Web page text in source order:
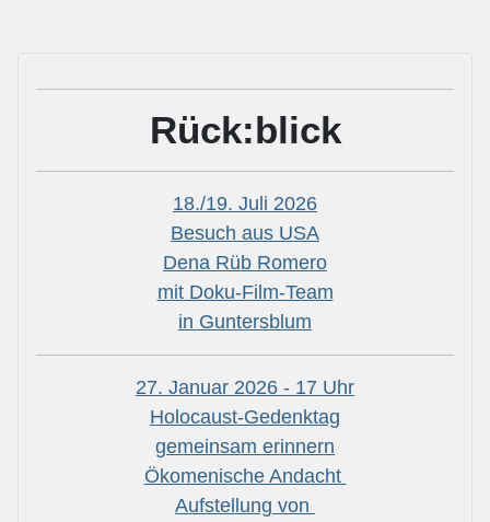
Rück:blick
18./19. Juli 2026
Besuch aus USA
Dena Rüb Romero
mit Doku-Film-Team
in Guntersblum
27. Januar 2026 - 17 Uhr
Holocaust-Gedenktag
gemeinsam erinnern
Ökomenische Andacht
Aufstellung von